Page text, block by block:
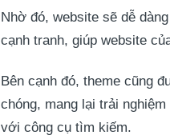
Nhờ đó, website sẽ dễ
cạnh tranh, giúp website
Bên cạnh đó, theme cũng
chóng, mang lại trải
với công cụ tìm kiếm.